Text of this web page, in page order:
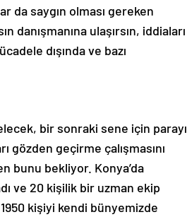
da saygın olması gereken
danışmanına ulaşırsın, iddiaları
dışında ve bazı
bir sonraki sene için parayı
gözden geçirme çalışmasını
bunu bekliyor. Konya’da
ve 20 kişilik bir uzman ekip
kişiyi kendi bünyemizde